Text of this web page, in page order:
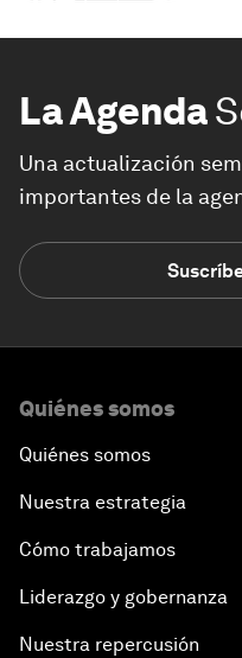
La Agenda
Una actualización
importantes de la
Quiénes somos
Quiénes somos
Nuestra estrategia
Cómo trabajamos
Liderazgo y gobernanza
Nuestra repercusión